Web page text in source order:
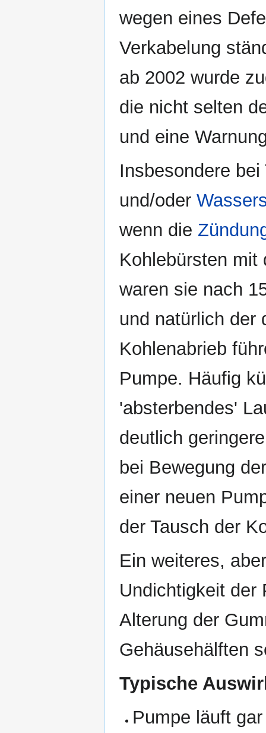
wegen eines
Verkabelung
ab 2002 wurde
die nicht selten
und eine
Insbesondere
und/oder
wenn die
Kohlebürsten mit
waren sie nach
und natürlich der
Kohlenabrieb
Pumpe. Häufig
'absterbendes'
deutlich
bei Bewegung
einer neuen
der Tausch der
Ein weiteres,
Undichtigkeit der
Alterung der
Gehäusehälften
Typische
Pumpe läuft